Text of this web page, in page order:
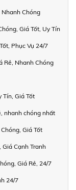
Nhanh Chóng
Giá Tốt, Uy Tín
Phục Vụ 24/7
Rẻ, Nhanh Chóng
Tín, Giá Tốt
nhanh chóng nhất
Giá Tốt
Cạnh Tranh
Giá Rẻ, 24/7
24/7